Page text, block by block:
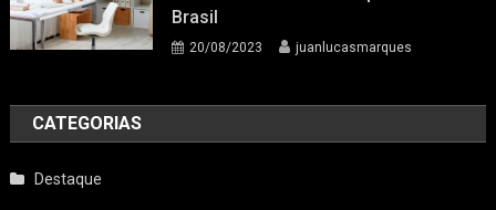
Brasil
20/08/2023 juanlucasmarques
CATEGORIAS
Destaque